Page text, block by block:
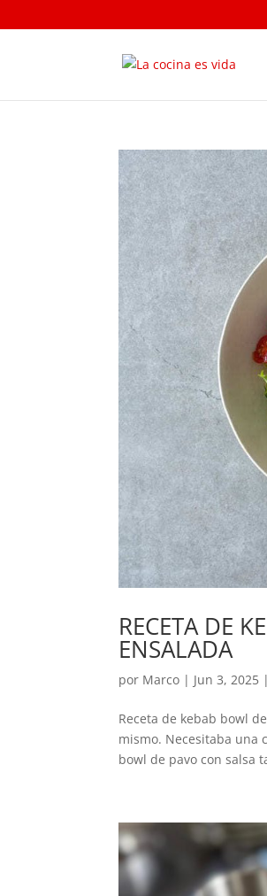
RECETA DE
ENSALADA
por Marco | Jun 3, 2025 |
Receta de kebab bowl
mismo. Necesitaba una
bowl de pavo con salsa